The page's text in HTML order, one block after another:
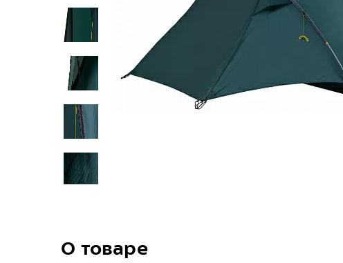
О товаре